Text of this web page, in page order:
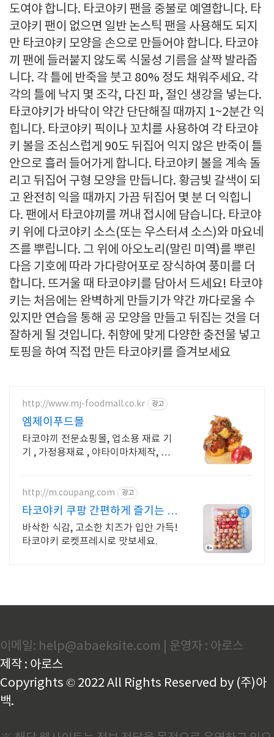
도여야 합니다. 타코야키 팬을 중불로 예열합니다. 타
코야키 팬이 없으면 일반 논스틱 팬을 사용해도 되지
만 타코야키 모양을 손으로 만들어야 합니다. 타코야
끼 팬에 들러붙지 않도록 식물성 기름을 살짝 발라줍
니다. 각 틀에 반죽을 붓고 80% 정도 채워주세요. 각
각의 틀에 낙지 몇 조각, 다진 파, 절인 생강을 넣는다.
타코야키가 바닥이 약간 단단해질 때까지 1~2분간 익
힙니다. 타코야키 픽이나 꼬치를 사용하여 각 타코야
키 볼을 조심스럽게 90도 뒤집어 익지 않은 반죽이 틀
안으로 흘러 들어가게 합니다. 타코야키 볼을 계속 돌
리고 뒤집어 구형 모양을 만듭니다. 황금빛 갈색이 되
고 완전히 익을 때까지 가끔 뒤집어 몇 분 더 익힙니
다. 팬에서 타코야끼를 꺼내 접시에 담습니다. 타코야
키 위에 다코야키 소스(또는 우스터셔 소스)와 마요네
즈를 뿌립니다. 그 위에 아오노리(말린 미역)를 뿌린
다음 기호에 따라 가다랑어포로 장식하여 풍미를 더
합니다. 뜨거울 때 타코야키를 담아서 드세요! 타코야
키는 처음에는 완벽하게 만들기가 약간 까다로울 수
있지만 연습을 통해 공 모양을 만들고 뒤집는 것을 더
잘하게 될 것입니다. 취향에 맞게 다양한 충전물 넣고
토핑을 하여 직접 만든 타코야키를 즐겨보세요
http://www.mj-foodmall.co.kr 광고
엠제이푸드몰
타코야끼 전문쇼핑몰, 업소용 재료 기
기 , 가정용재료 , 야타이마차제작, 창
http://m.coupang.com 광고
타코야키 쿠팡 간편하게 즐기는 로
켓프레시
바삭한 식감, 고소한 치즈가 입안 가득!
타코야키 로켓프레시로 맛보세요.
이메일: help@abaeksite.com | 운영자 : 아로스
제작 : 아로스
Copyrights © 2022 All Rights Reserved by (주)아
백.